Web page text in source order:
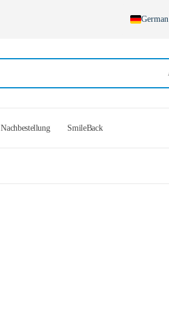
German
Spanish
Nachbestellung SmileBack